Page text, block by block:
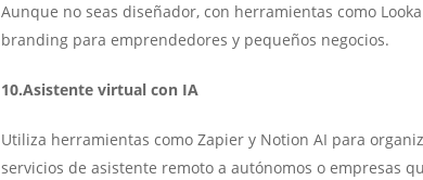
Aunque no seas diseñador, con herramientas como
branding para emprendedores y pequeños negocios.
10.Asistente virtual con IA
Utiliza herramientas como Zapier y Notion AI para
servicios de asistente remoto a autónomos o empresas